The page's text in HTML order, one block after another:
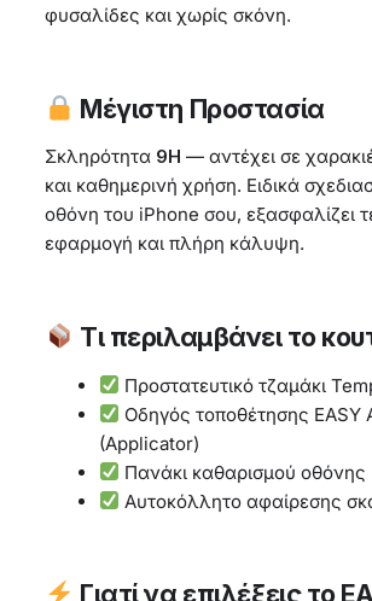
φυσαλίδες και χωρίς σκόνη.
Μέγιστη Προστασία
Σκληρότητα 9H — αντέχει σε
και καθημερινή χρήση. Ειδικά
οθόνη του iPhone σου, εξασφαλίζει
εφαρμογή και πλήρη κάλυψη.
Τι περιλαμβάνει το
Προστατευτικό τζαμάκι
Οδηγός τοποθέτησης EASY
(Applicator)
Πανάκι καθαρισμού οθόνης
Αυτοκόλλητο αφαίρεσης
Γιατί να επιλέξεις το